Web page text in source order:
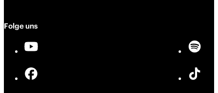
Folge uns